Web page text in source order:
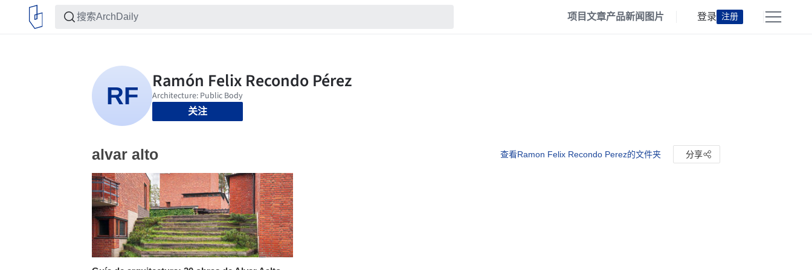
项目文章产品新闻 图片 登录 注册
关注
alvar alto 查看Ramon Felix Recondo Perez的文件夹 分享